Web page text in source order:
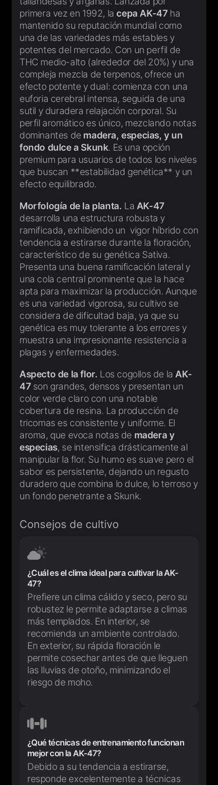
primera vez en 1992, lacepa AK-47ha
mantenido su reputación mundial como
una de las variedades más estables y
potentes del mercado. Con un perfil de
THC medio-alto (alrededor del 20%) y una
compleja mezcla de terpenos, ofrece un
efecto potente y dual: comienza con una
euforia cerebral intensa, seguida de una
sutil y duradera relajación corporal. Su
perfil aromático es único, mezclando notas
dominantes de madera, especias, y un
fondo dulce a Skunk. Es una opción
premium para usuarios de todos los niveles
que buscan **estabilidad genética** y un
efecto equilibrado.
Morfología de la planta. La AK-47
desarrolla una estructura robusta y
ramificada, exhibiendo un vigor híbrido con
tendencia a estirarse durante la floración,
característico de su genética Sativa.
Presenta una buena ramificación lateral y
una cola central prominente que la hace
apta para maximizar la producción. Aunque
es una variedad vigorosa, su cultivo se
considera de dificultad baja, ya que su
genética es muy tolerante a los errores y
muestra una impresionante resistencia a
plagas y enfermedades.
Aspecto de la flor. Los cogollos de laAK-
47son grandes, densos y presentan un
color verde claro con una notable
cobertura de resina. La producción de
tricomas es consistente y uniforme. El
aroma, que evoca notas de madera y
especias, se intensifica drásticamente al
manipular la flor. Su humo es suave pero el
sabor es persistente, dejando un regusto
duradero que combina lo dulce, lo terroso y
un fondo penetrante a Skunk.
Consejos de cultivo
¿Cuál es el clima ideal para cultivar la AK-
47?
Prefiere un clima cálido y seco, pero su
robustez le permite adaptarse a climas
más templados. En interior, se
recomienda un ambiente controlado.
En exterior, su rápida floración le
permite cosechar antes de que lleguen
las lluvias de otoño, minimizando el
riesgo de moho.
¿Qué técnicas de entrenamiento funcionan
mejor con la AK-47?
Debido a su tendencia a estirarse,
responde excelentemente a técnicas